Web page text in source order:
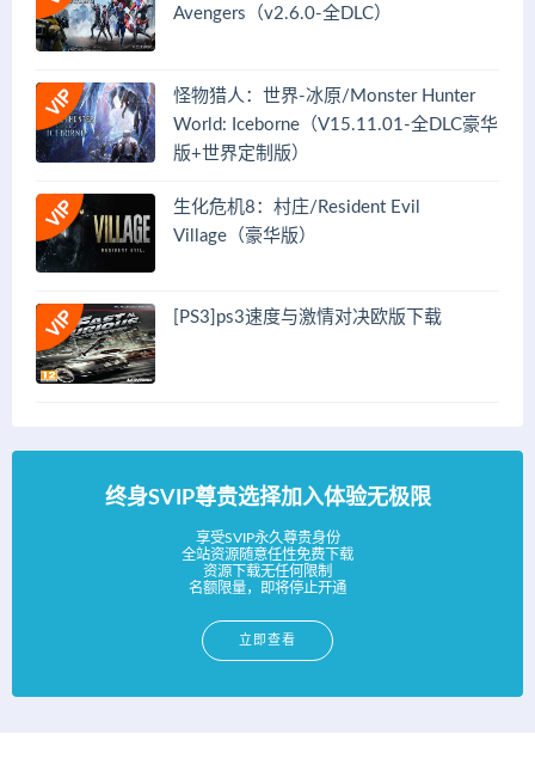
Avengers（v2.6.0-全DLC）
怪物猎人：世界-冰原/Monster Hunter
World: Iceborne（V15.11.01-全DLC豪华
版+世界定制版）
生化危机8：村庄/Resident Evil
Village（豪华版）
[PS3]ps3速度与激情对决欧版下载
终身SVIP尊贵选择加入体验无极限
享受SVIP永久尊贵身份
全站资源随意任性免费下载
资源下载无任何限制
名额限量，即将停止开通
立即查看